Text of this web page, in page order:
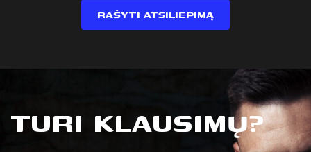
RAŠYTI ATSILIEPIMĄ
TURI KLAUSIMŲ?